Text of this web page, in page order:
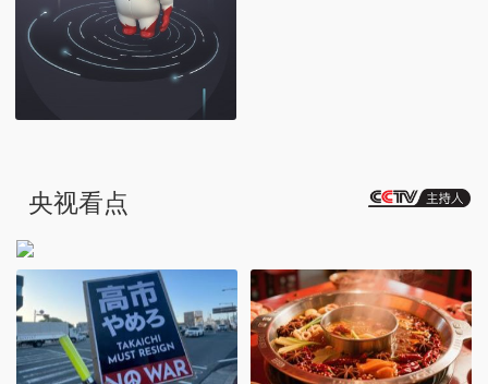
央视看点
“追损”路上遇“李鬼”
雪上加霜陷二次诈骗